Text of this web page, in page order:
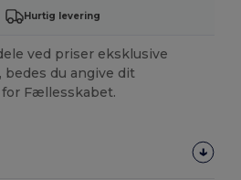
Hurtig levering
ved priser eksklusive
bedes du angive dit
Fællesskabet.